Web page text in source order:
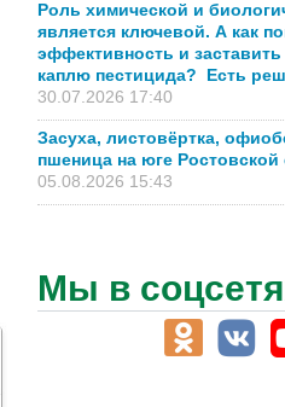
Роль химической и
является ключевой. А как
эффективность и
каплю пестицида? Есть
30.07.2026 17:40
Засуха, листовёртка,
пшеница на юге Ростовской
05.08.2026 15:43
Мы в